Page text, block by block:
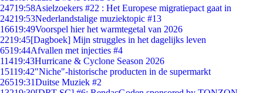
24719:58Asielzoekers #22 : Het Europese migratiepact gaat in
24219:53Nederlandstalige muziektopic #13
16619:49Voorspel hier het warmtegetal van 2026
2219:45[Dagboek] Mijn struggles in het dagelijks leven
6519:44Afvallen met injecties #4
11419:43Hurricane & Cyclone Season 2026
15119:42"Niche"-historische producten in de supermarkt
26519:31Duitse Muziek #2